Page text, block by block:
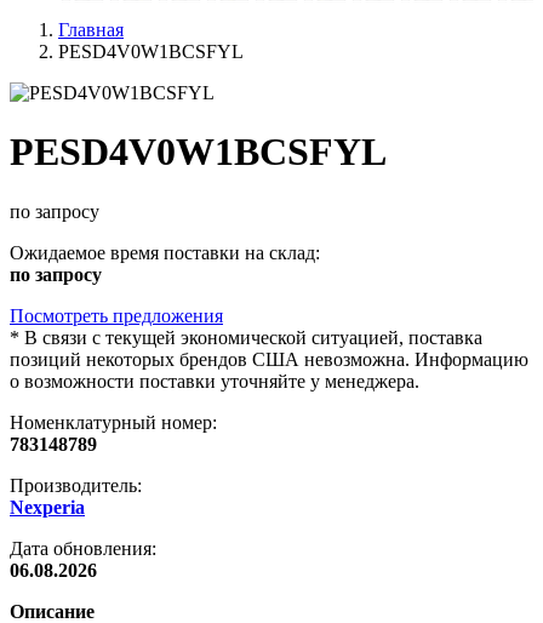
Главная
PESD4V0W1BCSFYL
PESD4V0W1BCSFYL
по запросу
Ожидаемое время поставки на склад:
по запросу
Посмотреть предложения
* В связи с текущей экономической ситуацией, поставка
позиций некоторых брендов США невозможна. Информацию
о возможности поставки уточняйте у менеджера.
Номенклатурный номер:
783148789
Производитель:
Nexperia
Дата обновления:
06.08.2026
Описание